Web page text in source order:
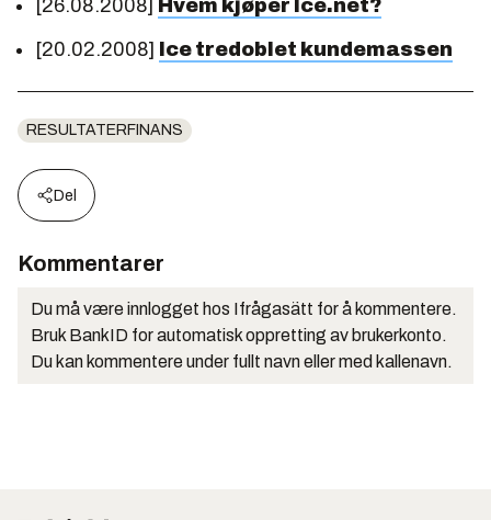
[26.08.2008] Hvem kjøper Ice.net?
[20.02.2008] Ice tredoblet kundemassen
RESULTATERFINANS
Del
Kommentarer
Du må være innlogget hos Ifrågasätt for å kommentere.
Bruk BankID for automatisk oppretting av brukerkonto.
Du kan kommentere under fullt navn eller med kallenavn.